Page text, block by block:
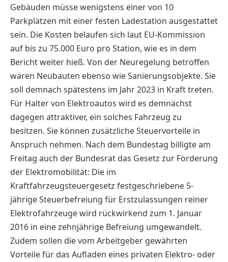
Gebäuden müsse wenigstens einer von 10
Parkplätzen mit einer festen Ladestation ausgestattet
sein. Die Kosten belaufen sich laut EU-Kommission
auf bis zu 75.000 Euro pro Station, wie es in dem
Bericht weiter hieß. Von der Neuregelung betroffen
wären Neubauten ebenso wie Sanierungsobjekte. Sie
soll demnach spätestens im Jahr 2023 in Kraft treten.
Für Halter von Elektroautos wird es demnächst
dagegen attraktiver, ein solches Fahrzeug zu
besitzen. Sie können zusätzliche Steuervorteile in
Anspruch nehmen. Nach dem Bundestag billigte am
Freitag auch der Bundesrat das Gesetz zur Förderung
der Elektromobilität: Die im
Kraftfahrzeugsteuergesetz festgeschriebene 5-
jährige Steuerbefreiung für Erstzulassungen reiner
Elektrofahrzeuge wird rückwirkend zum 1. Januar
2016 in eine zehnjährige Befreiung umgewandelt.
Zudem sollen die vom Arbeitgeber gewährten
Vorteile für das Aufladen eines privaten Elektro- oder